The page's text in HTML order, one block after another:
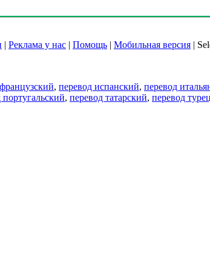
| Реклама у нас | Помощь | Мобильная версия |
, перевод испанский, перевод
португальский, перевод татарский, перевод